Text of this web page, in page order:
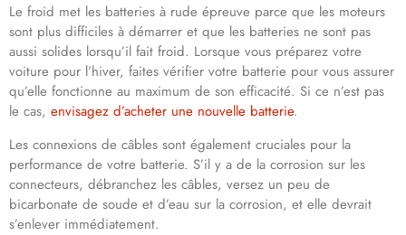
Le froid met les batteries à rude épreuve parce que les moteurs
sont plus difficiles à démarrer et que les batteries ne sont pas
aussi solides lorsqu’il fait froid. Lorsque vous préparez votre
voiture pour l’hiver, faites vérifier votre batterie pour vous assurer
qu’elle fonctionne au maximum de son efficacité. Si ce n’est pas
le cas, envisagez d’acheter une nouvelle batterie.
Les connexions de câbles sont également cruciales pour la
performance de votre batterie. S’il y a de la corrosion sur les
connecteurs, débranchez les câbles, versez un peu de
bicarbonate de soude et d’eau sur la corrosion, et elle devrait
s’enlever immédiatement.